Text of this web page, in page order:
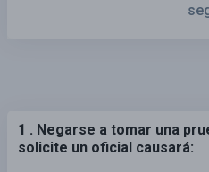
1 . Negarse a tomar una
solicite un oficial causará: